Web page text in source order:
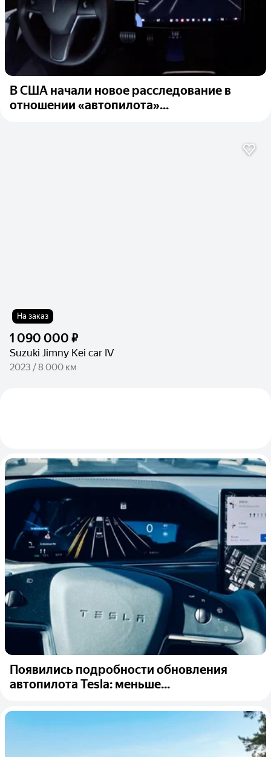
В США начали новое расследование в
отношении «автопилота»...
На заказ
1 090 000 ₽
Suzuki Jimny Kei car IV
2023 / 8 000 км
Появились подробности обновления
автопилота Tesla: меньше...